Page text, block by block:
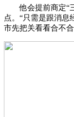
他会提前商定“三
点。“只需是跟消息
市先把关看看合不合